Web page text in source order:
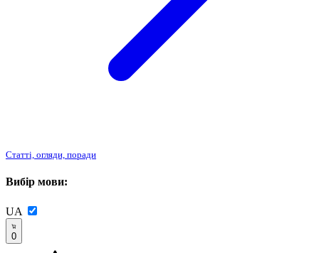
Статті, огляди, поради
Вибір мови:
UA
0